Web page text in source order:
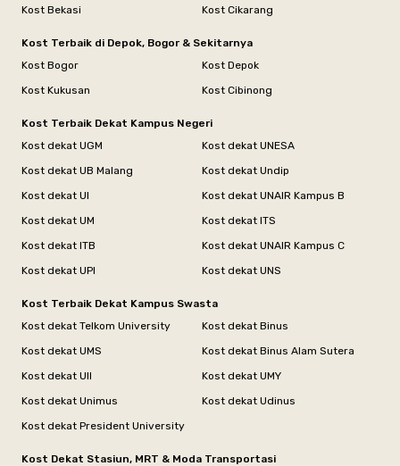
Kost Bekasi
Kost Cikarang
Kost Terbaik di Depok, Bogor & Sekitarnya
Kost Bogor
Kost Depok
Kost Kukusan
Kost Cibinong
Kost Terbaik Dekat Kampus Negeri
Kost dekat UGM
Kost dekat UNESA
Kost dekat UB Malang
Kost dekat Undip
Kost dekat UI
Kost dekat UNAIR Kampus B
Kost dekat UM
Kost dekat ITS
Kost dekat ITB
Kost dekat UNAIR Kampus C
Kost dekat UPI
Kost dekat UNS
Kost Terbaik Dekat Kampus Swasta
Kost dekat Telkom University
Kost dekat Binus
Kost dekat UMS
Kost dekat Binus Alam Sutera
Kost dekat UII
Kost dekat UMY
Kost dekat Unimus
Kost dekat Udinus
Kost dekat President University
Kost Dekat Stasiun, MRT & Moda Transportasi